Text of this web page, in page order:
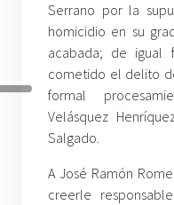
Serrano por la
homicidio en su
acabada; de igual
cometido el delito
formal
Velásquez
Salgado.
A José Ramón
creerle